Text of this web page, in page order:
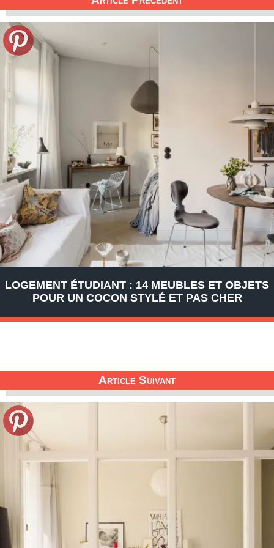
LOGEMENT ÉTUDIANT : 14 MEUBLES ET OBJETS
POUR UN COCON STYLÉ ET PAS CHER
Article Suivant